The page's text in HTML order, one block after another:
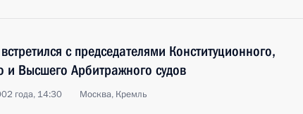
с председателями Конституционного,
и Высшего Арбитражного судов
года, 14:30 Москва, Кремль